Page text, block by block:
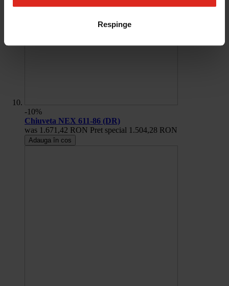
Respinge
-10%
Chiuveta NEX 611-86 (DR)
was 1.671,42 RON Pret special 1.504,28 RON
Adauga în cos